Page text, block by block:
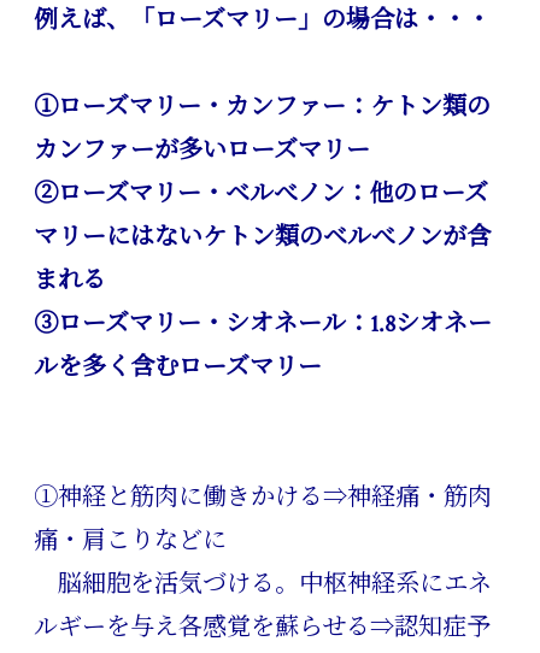
例えば、「ローズマリー」の場合は・・・
①ローズマリー・カンファー：ケトン類の
カンファーが多いローズマリー
②ローズマリー・ベルべノン：他のローズ
マリーにはないケトン類のベルべノンが含
まれる
③ローズマリー・シオネール：1.8シオネー
ルを多く含むローズマリー
①神経と筋肉に働きかける⇒神経痛・筋肉
痛・肩こりなどに
脳細胞を活気づける。中枢神経系にエネ
ルギーを与え各感覚を蘇らせる⇒認知症予